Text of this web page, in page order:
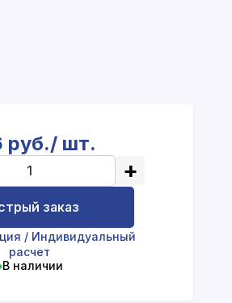
руб./ шт.
+
заказ
/ Индивидуальный
расчет
В наличии